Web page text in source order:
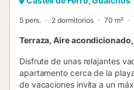
5 pers. 2 dormitorios 70 m²
Terraza, Aire
Disfrute de unas relajantes
apartamento cerca de la
de vacaciones invita a un